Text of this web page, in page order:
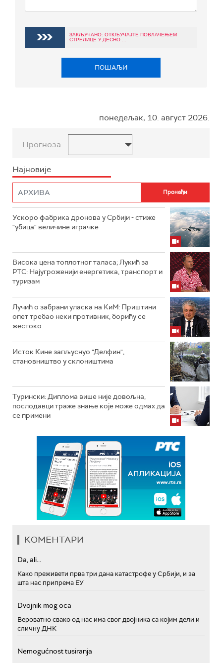
ЗАКЉУЧАНО: ОТКЉУЧАЈТЕ ПОВЛАЧЕЊЕМ
СТРЕЛИЦЕ У ДЕСНО ...
ПОШАЉИ
понедељак, 10. август 2026.
Прогноза
Најновије
Ускоро фабрика дронова у Србији - стиже
"убица" величине играчке
Висока цена топлотног таласа; Лукић за
РТС: Најугроженији енергетика, транспорт и
туризам
Лучић о забрани уласка на КиМ: Приштини
опет требао неки противник, борићу се
жестоко
Исток Кине запљуснуо "Делфин",
становништво у склоништима
Турински: Диплома више није довољна,
послодавци траже знање које може одмах да
се примени
КОМЕНТАРИ
Da, ali...
Како преживети прва три дана катастрофе у Србији, и за
шта нас припрема ЕУ
Dvojnik mog oca
Вероватно свако од нас има свог двојника са којим дели и
сличну ДНК
Nemogućnost tusiranja